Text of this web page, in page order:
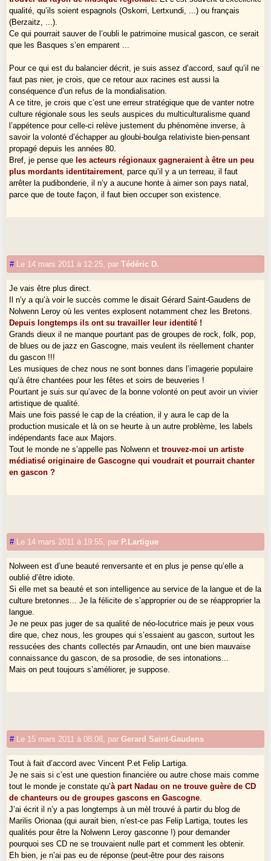
qualité, qu’ils soient espagnols (Oskorri, Lertxundi, ...) ou français
(Berzaitz, ...).
Ce qui pourrait sauver de l’oubli le patrimoine musical gascon, ce serait
que les Basques s’en emparent ...
Pour ce qui est du balancier décrit, je suis assez d’accord, sauf qu’il ne
faut pas nier, je crois, que ce retour aux racines est aussi la
conséquence d’un refus de la mondialisation.
A ce titre, je crois que c’est une erreur stratégique que de vanter notre
culture régionale sous les seuls auspices du multiculturalisme quand
l’appétence pour celle-ci relève justement du phénomène inverse, à
savoir la volonté d’échapper au gloubi-boulga relativiste bien-pensant
propagé depuis les années 80.
Bref, je pense que les acteurs régionaux gagneraient à être un peu
plus mordants identitairement, parce qu’il y a un terreau, il faut
arrêter la pudibonderie, il n’y a aucune honte à aimer son pays natal,
parce que de toute façon, il faut bien occuper son existence.
# Le 14 mars 2011 à 12:25 parTédéric D.
Je vais être plus direct.
Il n’y a qu’à voir le succès comme le disait Gérard Saint-Gaudens de
Nolwenn Leroy où les ventes explosent notamment chez les Bretons.
Depuis longtemps ils ont su travailler leur identité !
Grands dieux il ne manque pourtant pas de groupes de rock, folk, pop,
de blues ou de jazz en Gascogne, mais veulent ils réellement chanter
du gascon !!!
Les musiques de chez nous ne sont bonnes dans l’imagerie populaire
qu’à être chantées pour les fêtes et soirs de beuveries !
Pourtant je suis sur qu’avec de la bonne volonté on peut avoir un vivier
artistique de qualité.
Mais une fois passé le cap de la création, il y aura le cap de la
production musicale et là on se heurte à un autre problème, les labels
indépendants face aux Majors.
Tout le monde ne s’appelle pas Nolwenn ettrouvez-moi un artiste
médiatisé originaire de Gascogne qui voudrait et pourrait chanter
en gascon ?
# Le 14 mars 2011 à 19:55 par P.Lartigue
Nolween est d’une beauté renversante et en plus je pense qu’elle a
oublié d’être idiote.
Si elle met sa beauté et son intelligence au service de la langue et de la
culture bretonnes... Je la félicite de s’approprier ou de se réapproprier la
langue.
Je ne peux pas juger de sa qualité de néo-locutrice mais je peux vous
dire que, chez nous, les groupes qui s’essaient au gascon, surtout les
ressucées des chants collectés par Arnaudin, ont une bien mauvaise
connaissance du gascon, de sa prosodie, de ses intonations...
Mais on peut toujours s’améliorer, je suppose.
# Le 15 mars 2011 à 08:08 parGerard Saint-Gaudens
Tout à fait d’accord avec Vincent P.et Felip Lartiga.
Je ne sais si c’est une question financière ou autre chose mais comme
tout le monde je constate qu’à part Nadau on ne trouve guère de CD
de chanteurs ou de groupes gascons en Gascogne
J’ai écrit il n’y a pas longtemps à un mèl trouvé à partir du blog de
Marilis Orionaa (qui aurait bien, n’est-ce pas Felip Lartiga, toutes les
qualités pour être la Nolwenn Leroy gasconne !) pour demander
pourquoi ses CD ne se trouvaient nulle part et comment les obtenir.
Eh bien, je n’ai pas eu de réponse (peut-être pour des raisons